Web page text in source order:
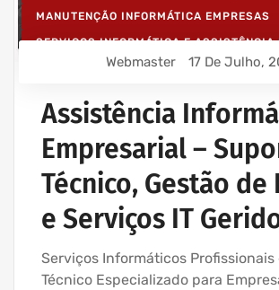
MANUTENÇÃO INFORMÁTICA EMPRESAS
SERVIÇOS INFORMÁTICA E ASSISTÊNCIA
Webmaster 17 De Julho,
Assistência
Empresarial –
Técnico, Gestão de
e Serviços IT
Serviços Informáticos Profissionais
Técnico Especializado para